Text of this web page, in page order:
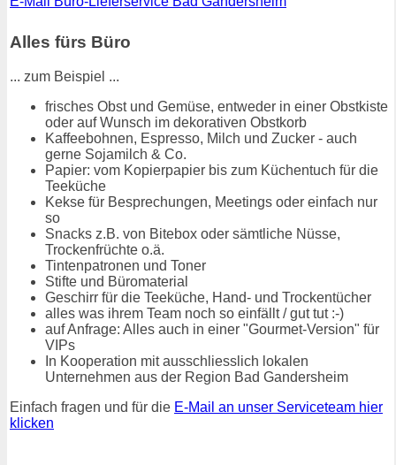
Alles fürs Büro
... zum Beispiel ...
frisches Obst und Gemüse, entweder in einer Obstkiste
oder auf Wunsch im dekorativen Obstkorb
Kaffeebohnen, Espresso, Milch und Zucker - auch
gerne Sojamilch & Co.
Papier: vom Kopierpapier bis zum Küchentuch für die
Teeküche
Kekse für Besprechungen, Meetings oder einfach nur
so
Snacks z.B. von Bitebox oder sämtliche Nüsse,
Trockenfrüchte o.ä.
Tintenpatronen und Toner
Stifte und Büromaterial
Geschirr für die Teeküche, Hand- und Trockentücher
alles was ihrem Team noch so einfällt / gut tut :-)
auf Anfrage: Alles auch in einer "Gourmet-Version" für
VIPs
In Kooperation mit ausschliesslich lokalen
Unternehmen aus der Region Bad Gandersheim
Einfach fragen und für die E-Mail an unser Serviceteam hier
klicken